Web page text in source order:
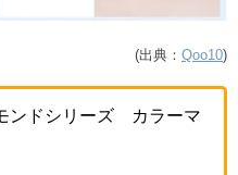
(出典： Qoo10)
ンドシリーズ カラーマ